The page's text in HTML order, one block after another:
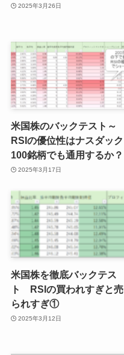
2025年3月26日
米国株のバックテスト～
RSIの優位性はナスダック
100銘柄でも通用するか？
2025年3月17日
米国株を徹底バックテス
ト RSIの買われすぎと売
られすぎ①
2025年3月12日